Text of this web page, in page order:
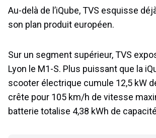
Au-delà de l’iQube, TVS esquisse
son plan produit européen.
Sur un segment supérieur, TVS
Lyon le M1-S. Plus puissant que la
scooter électrique cumule 12,5 kW
crête pour 105 km/h de vitesse
batterie totalise 4,38 kWh de